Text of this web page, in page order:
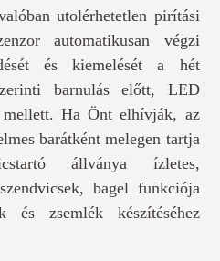
utolérhetetlen pirítási
automatikusan végzi
és kiemelését a hét
barnulás előtt, LED
mellett. Ha Önt elhívják, az
barátként melegen tartja
állványa ízletes,
bagel funkciója
és zsemlék készítéséhez